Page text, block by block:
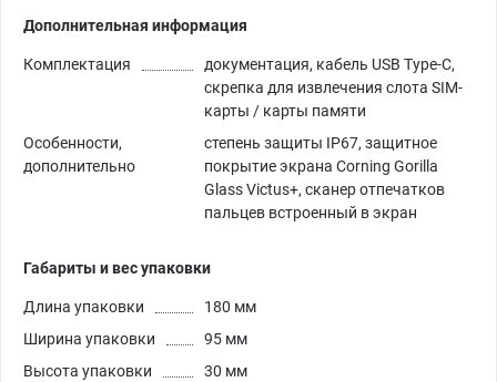
Дополнительная информация
Комплектация
документация, кабель USB Type-C,
скрепка для извлечения слота SIM-
карты / карты памяти
Особенности,
дополнительно
степень защиты IP67, защитное
покрытие экрана Corning Gorilla
Glass Victus+, сканер отпечатков
пальцев встроенный в экран
Габариты и вес упаковки
Длина упаковки
180 мм
Ширина упаковки
95 мм
Высота упаковки
30 мм